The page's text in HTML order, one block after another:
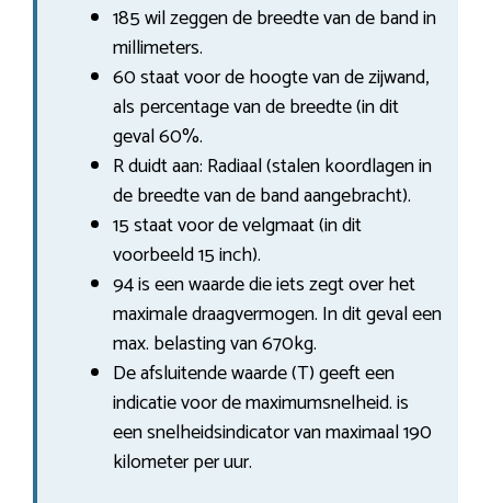
185 wil zeggen de breedte van de band in
millimeters.
60 staat voor de hoogte van de zijwand,
als percentage van de breedte (in dit
geval 60%.
R duidt aan: Radiaal (stalen koordlagen in
de breedte van de band aangebracht).
15 staat voor de velgmaat (in dit
voorbeeld 15 inch).
94 is een waarde die iets zegt over het
maximale draagvermogen. In dit geval een
max. belasting van 670kg.
De afsluitende waarde (T) geeft een
indicatie voor de maximumsnelheid. is
een snelheidsindicator van maximaal 190
kilometer per uur.